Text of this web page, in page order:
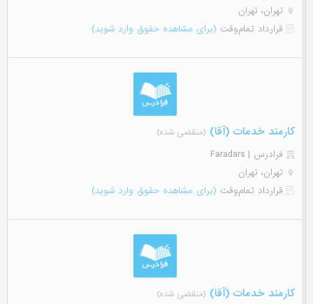
تهران، تهران
قرارداد تمام‌وقت (برای مشاهده حقوق وارد شوید)
کارمند خدمات (آقا) (منقضی شده)
فرادرس | Faradars
تهران، تهران
قرارداد تمام‌وقت (برای مشاهده حقوق وارد شوید)
کارمند خدمات (آقا) (منقضی شده)